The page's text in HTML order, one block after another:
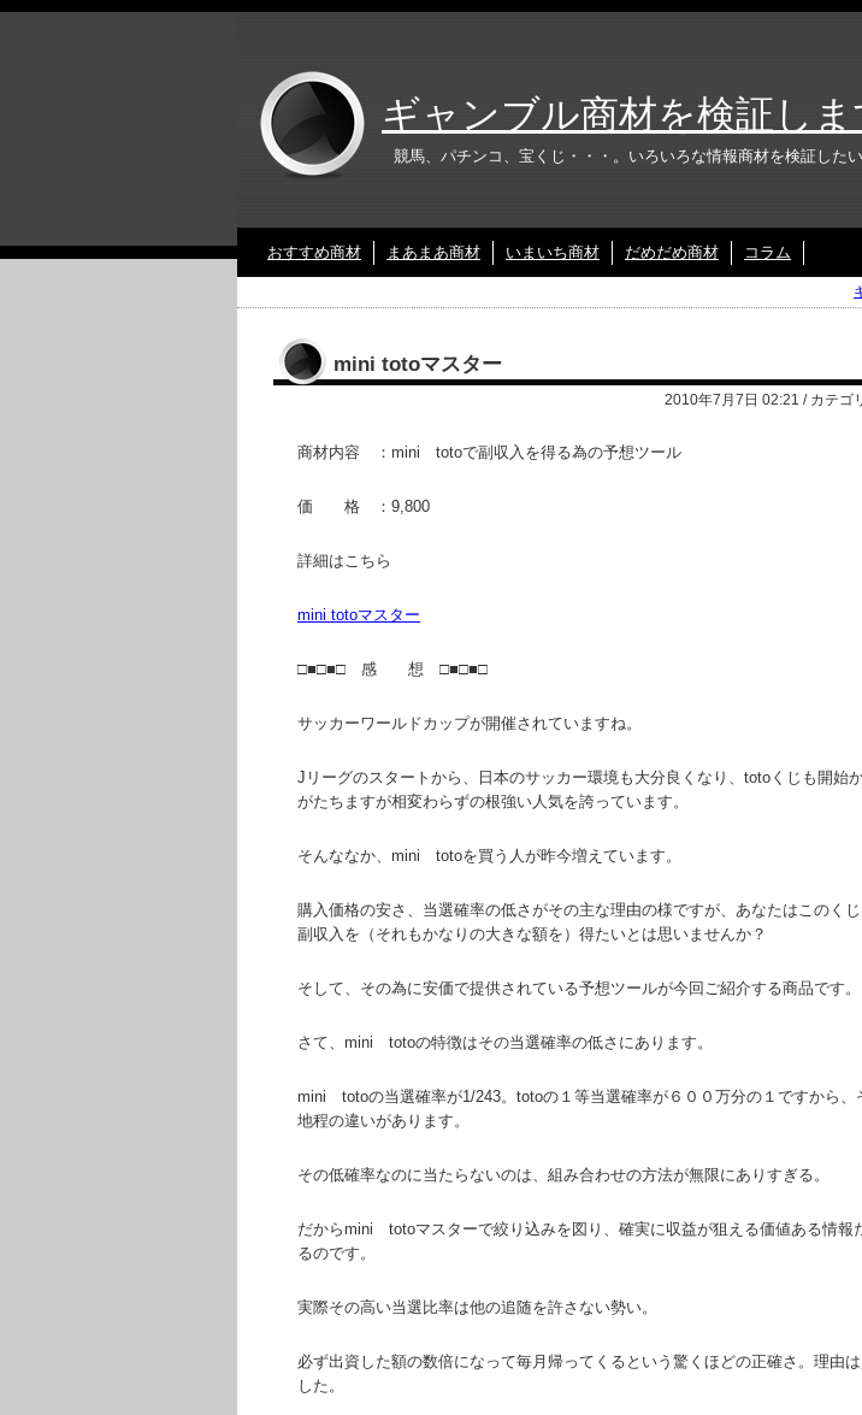
ギャンブル商材を検証しま
競馬、パチンコ、宝くじ・・・。いろいろな情報商材を検証したい
おすすめ商材 まあまあ商材 いまいち商材 だめだめ商材 コラム
mini totoマスター
2010年7月7日 02:21 / カテゴ
商材内容 ：mini totoで副収入を得る為の予想ツール
価 格 ：9,800
詳細はこちら
mini totoマスター
□■□■□ 感 想 □■□■□
サッカーワールドカップが開催されていますね。
Jリーグのスタートから、日本のサッカー環境も大分良くなり、totoくじも開始
がたちますが相変わらずの根強い人気を誇っています。
そんななか、mini totoを買う人が昨今増えています。
購入価格の安さ、当選確率の低さがその主な理由の様ですが、あなたはこのく
副収入を（それもかなりの大きな額を）得たいとは思いませんか？
そして、その為に安価で提供されている予想ツールが今回ご紹介する商品です。
さて、mini totoの特徴はその当選確率の低さにあります。
mini totoの当選確率が1/243。totoの１等当選確率が６００万分の１ですから、
地程の違いがあります。
その低確率なのに当たらないのは、組み合わせの方法が無限にありすぎる。
だからmini totoマスターで絞り込みを図り、確実に収益が狙える価値ある情報
るのです。
実際その高い当選比率は他の追随を許さない勢い。
必ず出資した額の数倍になって毎月帰ってくるという驚くほどの正確さ。理由
した。